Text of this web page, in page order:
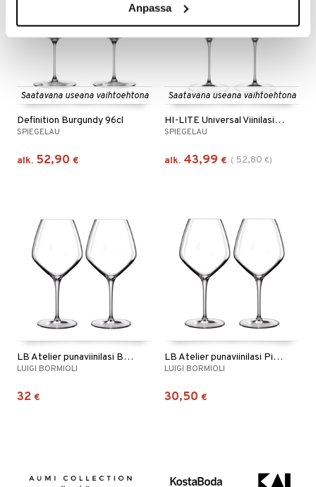
Anpassa
Saatavana useana vaihtoehtona
Definition Burgundy 96cl
SPIEGELAU
alk. 52,90 €
Saatavana useana vaihtoehtona
HI-LITE Universal Viinilasi 51cl
SPIEGELAU
alk. 43,99 € ( 52,80 €)
LB Atelier punaviinilasi Barolo/Shiraz 2-pack
LUIGI BORMIOLI
32 €
LB Atelier punaviinilasi Pinot Noir/Rioja 2-pack
LUIGI BORMIOLI
30,50 €